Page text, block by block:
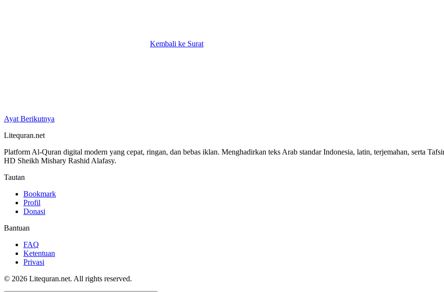
Kembali ke Surat
Ayat Berikutnya
Litequran.net
Platform Al-Quran digital modern yang cepat, ringan, dan bebas iklan. Menghadirkan teks Arab standar Indonesia, latin, terjemahan, serta
HD Sheikh Mishary Rashid Alafasy.
Tautan
Bookmark
Profil
Donasi
Bantuan
FAQ
Ketentuan
Privasi
© 2026 Litequran.net. All rights reserved.